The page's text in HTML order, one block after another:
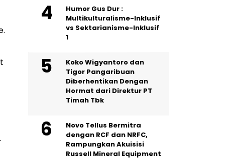
Humor Gus Dur :
Multikulturalisme-Inklusif
vs Sektarianisme-Inklusif
1
Koko Wigyantoro dan
Tigor Pangaribuan
Diberhentikan Dengan
Hormat dari Direktur PT
Timah Tbk
Novo Tellus Bermitra
dengan RCF dan NRFC,
Rampungkan Akuisisi
Russell Mineral Equipment